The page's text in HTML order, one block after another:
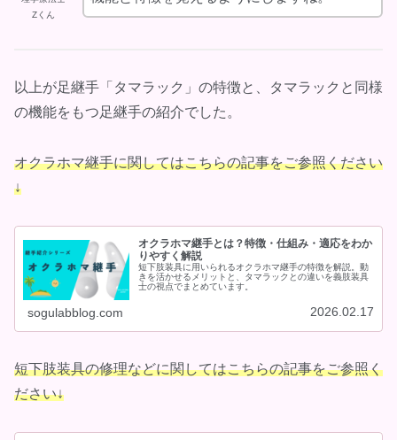
Zくん
以上が足継手「タマラック」の特徴と、タマラックと同様
の機能をもつ足継手の紹介でした。
オクラホマ継手に関してはこちらの記事をご参照ください
↓
オクラホマ継手とは？特徴・仕組み・適応をわか
りやすく解説
短下肢装具に用いられるオクラホマ継手の特徴を解説。動
きを活かせるメリットと、タマラックとの違いを義肢装具
士の視点でまとめています。
sogulabblog.com 2026.02.17
短下肢装具の修理などに関してはこちらの記事をご参照く
ださい↓